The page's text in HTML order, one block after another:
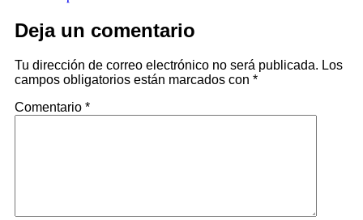
Deja un comentario
Tu dirección de correo electrónico no será publicada. Los
campos obligatorios están marcados con *
Comentario *